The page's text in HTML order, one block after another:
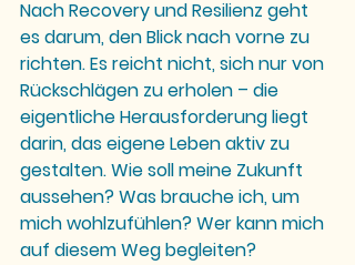
Nach Recovery und Resilienz geht
es darum, den Blick nach vorne zu
richten. Es reicht nicht, sich nur von
Rückschlägen zu erholen – die
eigentliche Herausforderung liegt
darin, das eigene Leben aktiv zu
gestalten. Wie soll meine Zukunft
aussehen? Was brauche ich, um
mich wohlzufühlen? Wer kann mich
auf diesem Weg begleiten?